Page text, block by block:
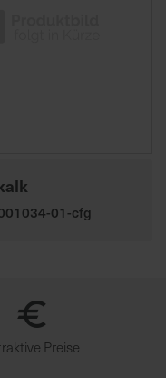
01-cfg
Preise